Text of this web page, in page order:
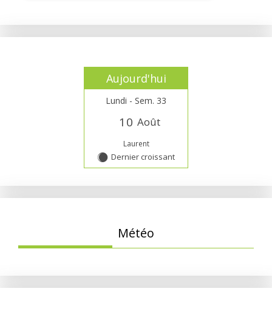
Aujourd'hui
Lundi - Sem. 33
1 0 Août
Laurent
Y Dernier croissant
Météo